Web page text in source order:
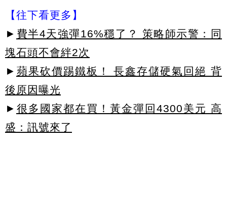
【往下看更多】
► 費半4天強彈16%穩了？ 策略師示警：同
塊石頭不會絆2次
► 蘋果砍價踢鐵板！ 長鑫存儲硬氣回絕 背
後原因曝光
► 很多國家都在買！黃金彈回4300美元 高
盛：訊號來了